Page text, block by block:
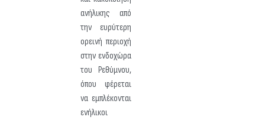
ανήλικης από
την ευρύτερη
ορεινή περιοχή
στην ενδοχώρα
του Ρεθύμνου,
όπου φέρεται
να εμπλέκονται
ενήλικοι